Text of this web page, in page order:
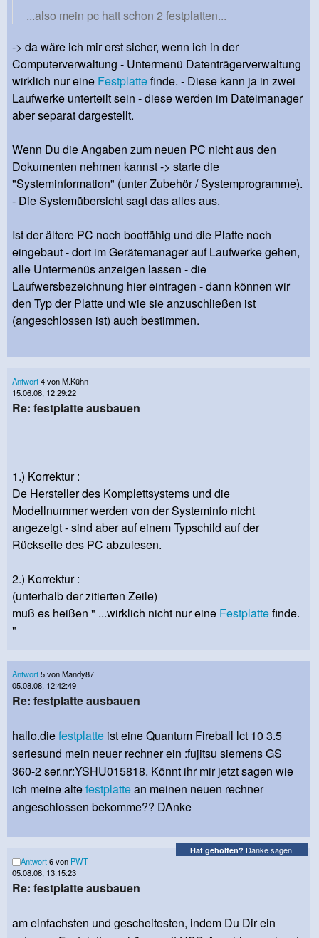
...also mein pc hatt schon 2 festplatten...
-> da wäre ich mir erst sicher, wenn ich in der
Computerverwaltung - Untermenü Datenträgerverwaltung
wirklich nur eine Festplattefinde. - Diese kann ja in zwei
Laufwerke unterteilt sein - diese werden im Dateimanager
aber separat dargestellt.
Wenn Du die Angaben zum neuen PC nicht aus den
Dokumenten nehmen kannst -> starte die
"Systeminformation" (unter Zubehör / Systemprogramme).
- Die Systemübersicht sagt das alles aus.
Ist der ältere PC noch bootfähig und die Platte noch
eingebaut - dort im Gerätemanager auf Laufwerke gehen,
alle Untermenüs anzeigen lassen - die
Laufwersbezeichnung hier eintragen - dann können wir
den Typ der Platte und wie sie anzuschließen ist
(angeschlossen ist) auch bestimmen.
Antwort4 von M.Kühn
15.06.08, 12:29:22
Re: festplatte ausbauen
1.) Korrektur :
De Hersteller des Komplettsystems und die
Modellnummer werden von der Systeminfo nicht
angezeigt - sind aber auf einem Typschild auf der
Rückseite des PC abzulesen.
2.) Korrektur :
(unterhalb der zitierten Zeile)
muß es heißen " ...wirklich nicht nur eine Festplattefinde.
"
Antwort5 von Mandy87
05.08.08, 12:42:49
Re: festplatte ausbauen
hallo.diefestplatte ist eine Quantum Fireball lct 10 3.5
seriesund mein neuer rechner ein :fujitsu siemens GS
360-2 ser.nr:YSHU015818. Könnt ihr mir jetzt sagen wie
ich meine altefestplattean meinen neuen rechner
angeschlossen bekomme?? DAnke
Hat geholfen? Danke sagen!
Antwort6 von PWT
05.08.08, 13:15:23
Re: festplatte ausbauen
am einfachsten und gescheitesten, indem Du Dir ein